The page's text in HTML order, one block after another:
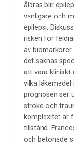
åldras blir
vanligare och
epilepsi.
risken för
av
det saknas
att vara kliniskt
vilka
prognosen ser
stroke och
komplexitet är
tillstånd.
och betonade